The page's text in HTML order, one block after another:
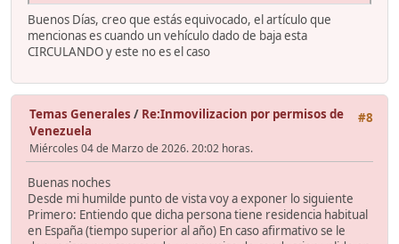
Buenos Días, creo que estás equivocado, el artículo que
mencionas es cuando un vehículo dado de baja esta
CIRCULANDO y este no es el caso
#8
Temas Generales / Re:Inmovilizacion por permisos de
Venezuela
Miércoles 04 de Marzo de 2026. 20:02 horas.
Buenas noches
Desde mi humilde punto de vista voy a exponer lo siguiente
Primero: Entiendo que dicha persona tiene residencia habitual
en España (tiempo superior al año) En caso afirmativo se le